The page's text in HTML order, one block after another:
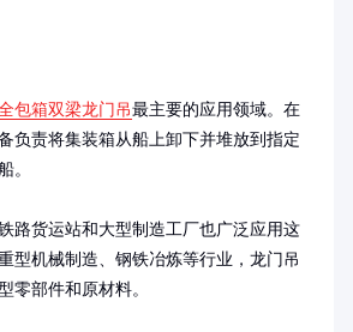
包箱双梁龙门吊最主要的应用领域。在
负责将集装箱从船上卸下并堆放到指定
。
路货运站和大型制造工厂也广泛应用这
型机械制造、钢铁冶炼等行业，龙门吊
零部件和原材料。